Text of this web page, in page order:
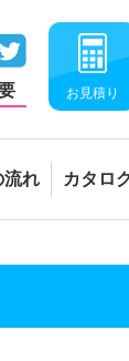
お見積り
流れ カタロ